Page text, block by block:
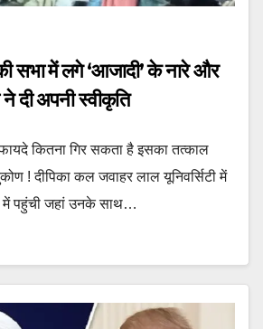
सभा में लगे ‘आजादी’ के नारे और
दी अपनी स्वीकृति
कितना गिर सकता है इसका तत्काल
! दीपिका कल जवाहर लाल यूनिवर्सिटी में
में पहुंची जहां उनके साथ…